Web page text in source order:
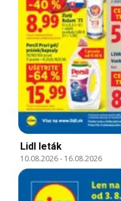
Lidl leták
10.08.2026- 16.08.2026